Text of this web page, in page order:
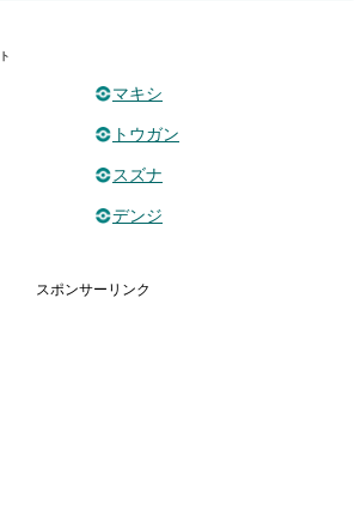
マキシ
トウガン
スズナ
デンジ
スポンサーリンク